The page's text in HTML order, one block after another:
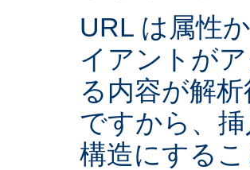
URL は属性
イアントが
る内容が解
ですから、
構造にする